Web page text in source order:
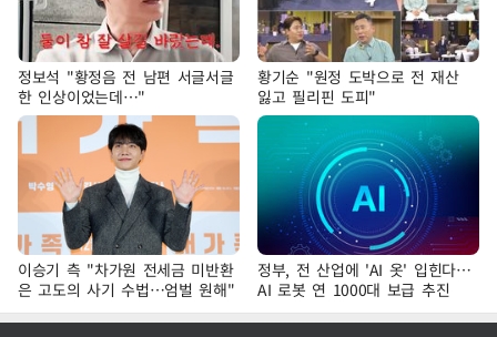
정보석 "황정음 전 남편 서글서글
한 인상이었는데…"
황기순 "원정 도박으로 전 재산
잃고 필리핀 도피"
이승기 측 "차가원 전세금 미반환
은 고도의 사기 수법…엄벌 원해"
정부, 전 산업에 'AI 옷' 입힌다…
AI 로봇 연 1000대 보급 추진